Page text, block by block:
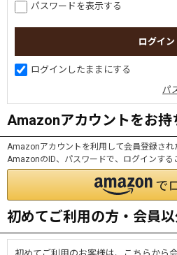
パスワードを表示する
ログインしたままにする
パ
Amazonアカウントをお持
Amazonアカウントを利用して会員登録され
AmazonのID、パスワードで、ログインする
初めてご利用の方・会員